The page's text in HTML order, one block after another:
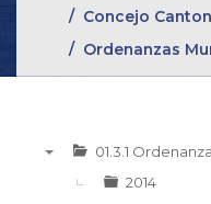
Concejo
Ordenanzas
01.3.1
2014